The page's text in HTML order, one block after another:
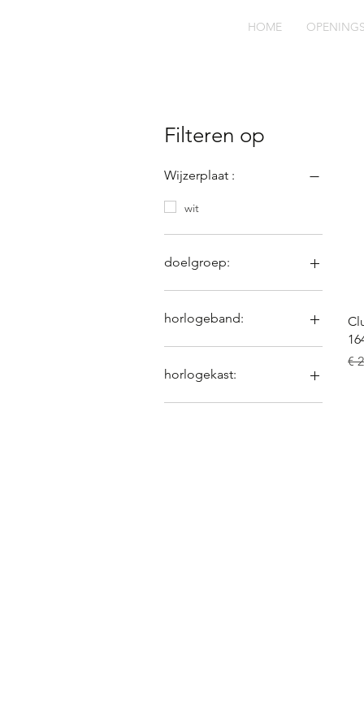
HOME
Filteren op
Wijzerplaat :
wit
doelgroep:
heren
horlogeband:
leder
horlogekast:
edelstaal
€